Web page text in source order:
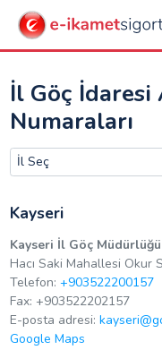
İl Göç İdaresi
Numaraları
Kayseri
Kayseri İl Göç Müdürlüğü
Hacı Saki Mahallesi Okur
Telefon: +903522200157
Fax: +903522202157
E-posta adresi:
Google Maps